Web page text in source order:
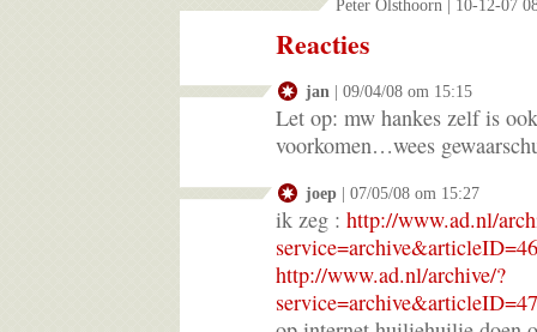
Peter Olsthoorn | 10-12-07
Reacties
jan | 09/04/08 om 15:15
Let op: mw hankes zelf is
voorkomen…wees
joep | 07/05/08 om 15:27
ik zeg : http://www.ad.nl/
http://www.ad.nl/archive/?